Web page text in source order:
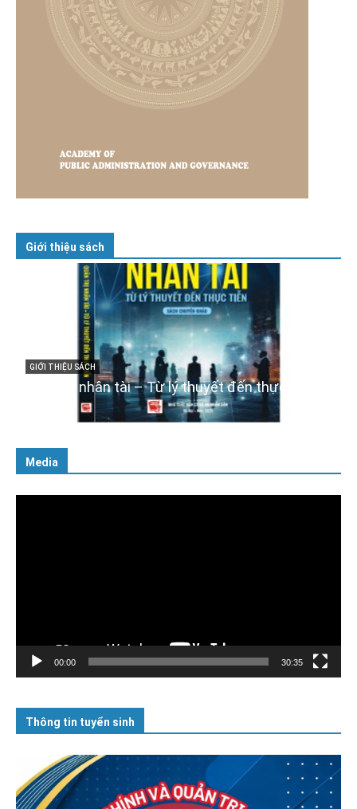
Giới thiệu sách
GIỚI THIỆU SÁCH
Cuốn sách “Tuyệt đối trung thành với Tổ quốc,
với Đảng, Nhà nước và Nhân dân – Sáng ngời
tư cách người Công an cách mạng”
Media
00:00 30:35
Thông tin tuyển sinh